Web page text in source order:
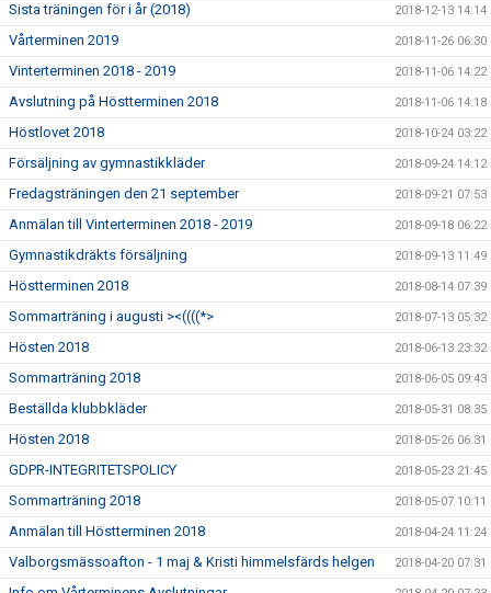
Sista träningen för i år (2018) 2018-12-13 14:14
Vårterminen 2019 2018-11-26 06:30
Vinterterminen 2018 - 2019 2018-11-06 14:22
Avslutning på Höstterminen 2018 2018-11-06 14:18
Höstlovet 2018 2018-10-24 03:22
Försäljning av gymnastikkläder 2018-09-24 14:12
Fredagsträningen den 21 september 2018-09-21 07:53
Anmälan till Vinterterminen 2018 - 2019 2018-09-18 06:22
Gymnastikdräkts försäljning 2018-09-13 11:49
Höstterminen 2018 2018-08-14 07:39
Sommarträning i augusti ><((((*> 2018-07-13 05:32
Hösten 2018 2018-06-13 23:32
Sommarträning 2018 2018-06-05 09:43
Beställda klubbkläder 2018-05-31 08:35
Hösten 2018 2018-05-26 06:31
GDPR-INTEGRITETSPOLICY 2018-05-23 21:45
Sommarträning 2018 2018-05-07 10:11
Anmälan till Höstterminen 2018 2018-04-24 11:24
Valborgsmässoafton - 1 maj & Kristi himmelsfärds helgen 2018-04-20 07:31